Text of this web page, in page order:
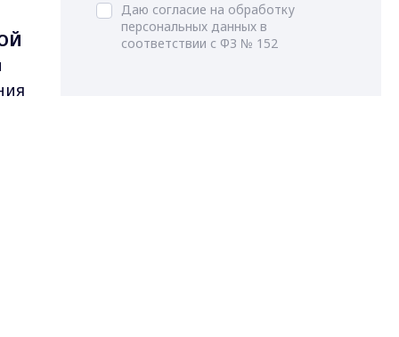
Даю согласие на обработку
персональных данных в
соответствии с ФЗ № 152